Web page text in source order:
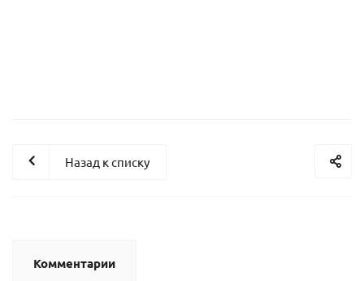
Назад к списку
Комментарии